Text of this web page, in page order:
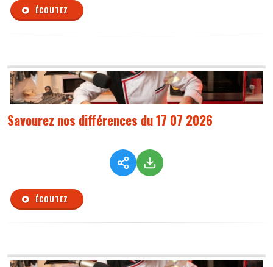
ÉCOUTEZ
Savourez nos différences du 17 07 2026
ÉCOUTEZ